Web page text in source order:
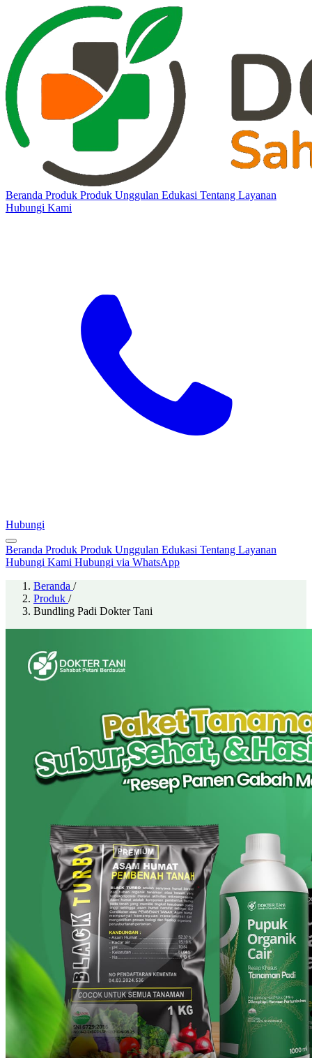
Beranda Produk Produk Unggulan Edukasi Tentang Layanan
Hubungi Kami
Hubungi
Beranda Produk Produk Unggulan Edukasi Tentang Layanan
Hubungi Kami Hubungi via WhatsApp
Beranda /
Produk /
Bundling Padi Dokter Tani